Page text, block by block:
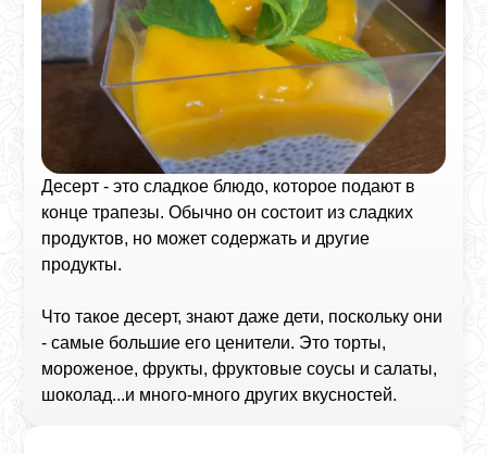
Десерт - это сладкое блюдо, которое подают в
конце трапезы. Обычно он состоит из сладких
продуктов, но может содержать и другие
продукты.
Что такое десерт, знают даже дети, поскольку они
- самые большие его ценители. Это торты,
мороженое, фрукты, фруктовые соусы и салаты,
шоколад...и много-много других вкусностей.